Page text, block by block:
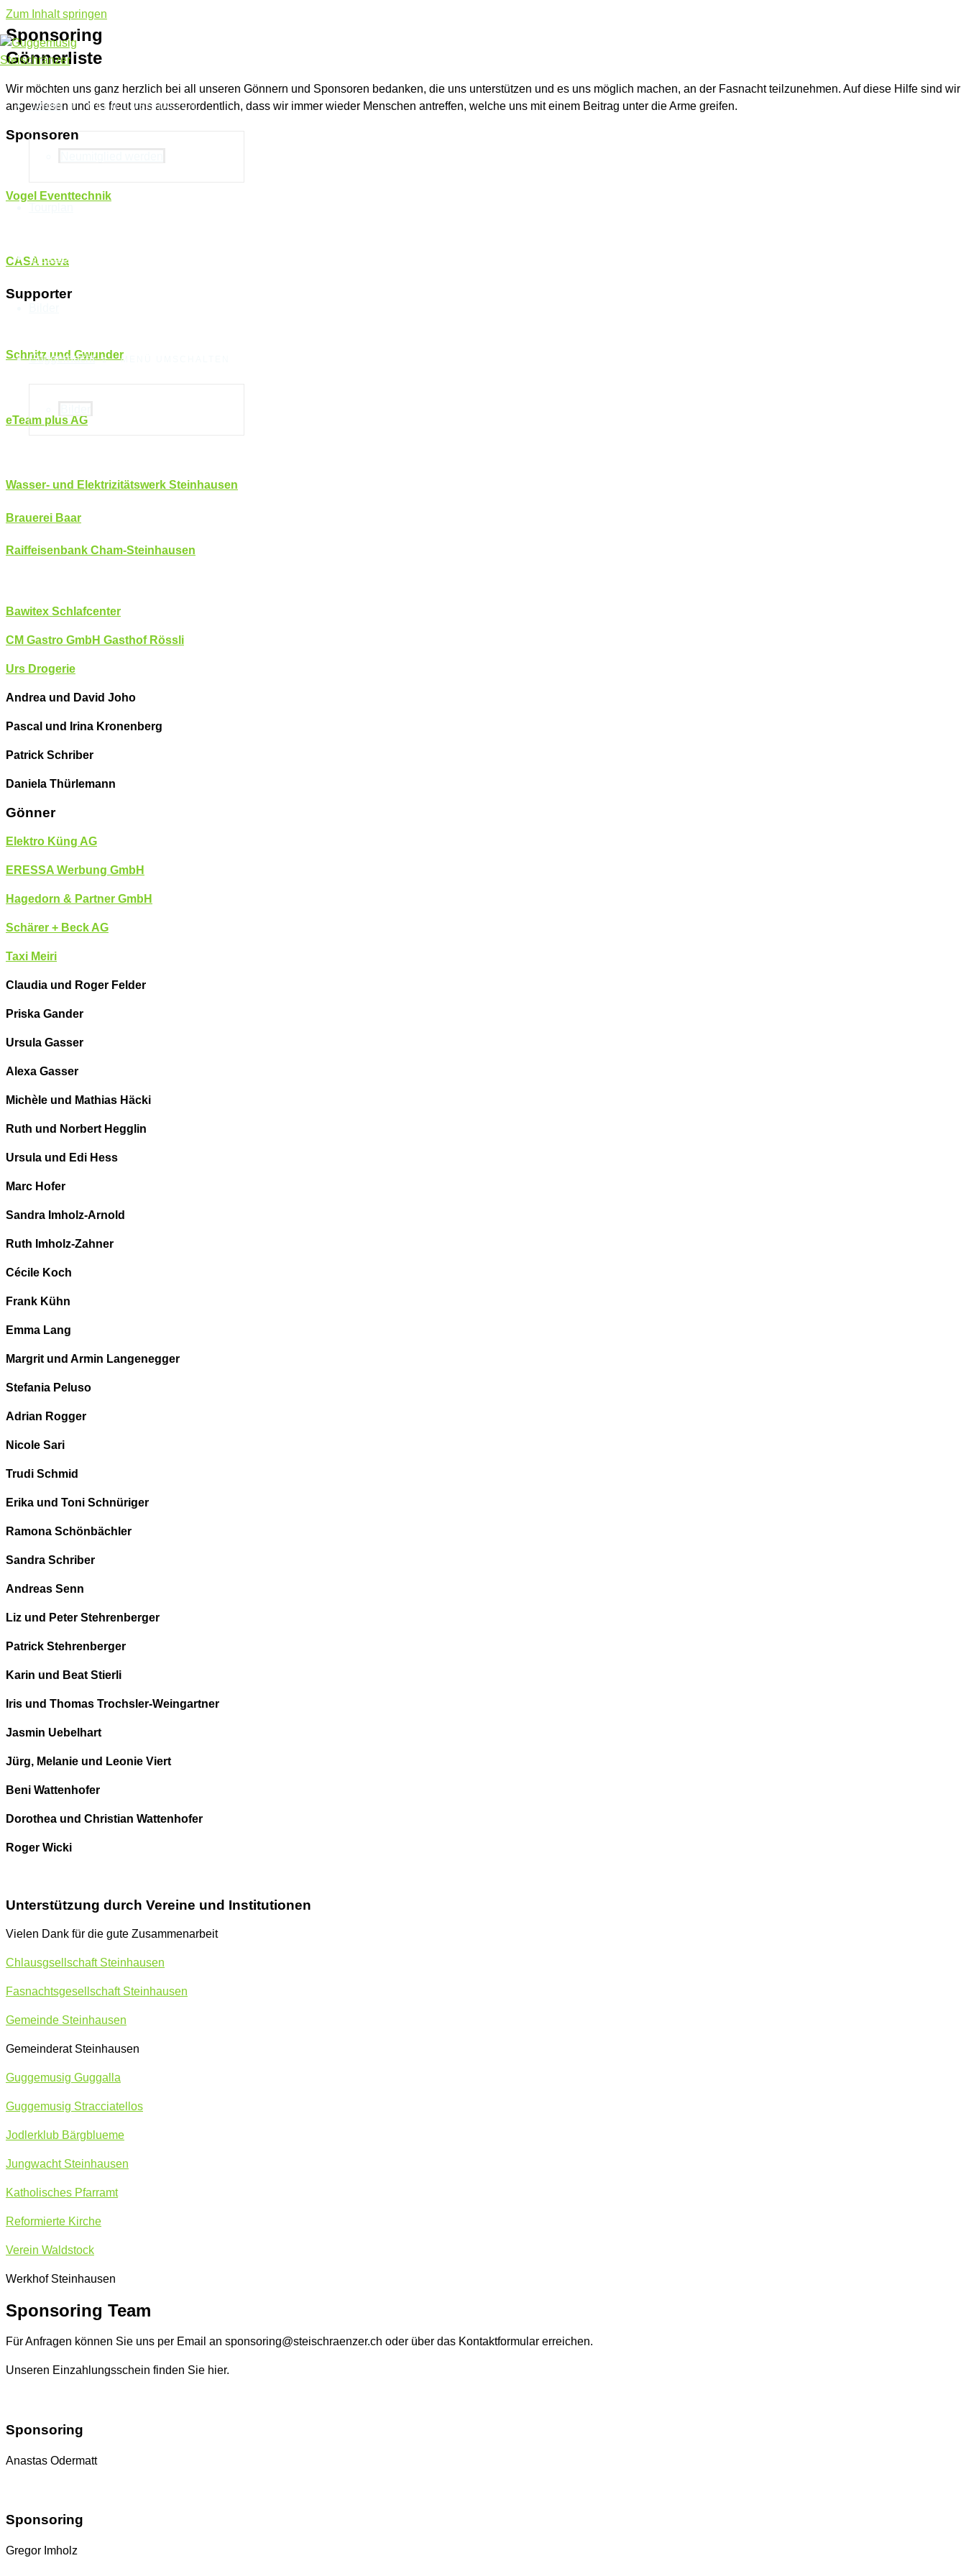
Zum Inhalt springen
Verein MENÜ UMSCHALTEN
Sponsoring
Guggernacht MENÜ UMSCHALTEN
Sponsoring
Gönnerliste
Wir möchten uns ganz herzlich bei all unseren Gönnern und Sponsoren bedanken, die uns unterstützen und es uns möglich machen, an der Fasnacht teilzunehmen. Auf diese Hilfe sind wir
angewiesen und es freut uns ausserordentlich, dass wir immer wieder Menschen antreffen, welche uns mit einem Beitrag unter die Arme greifen.
Sponsoren
Vogel Eventtechnik
CASA nova
Supporter
Schnitz und Gwunder
eTeam plus AG
Wasser- und Elektrizitätswerk Steinhausen
Brauerei Baar
Raiffeisenbank Cham-Steinhausen
Bawitex Schlafcenter
CM Gastro GmbH Gasthof Rössli
Urs Drogerie
Andrea und David Joho
Pascal und Irina Kronenberg
Patrick Schriber
Daniela Thürlemann
Gönner
Elektro Küng AG
ERESSA Werbung GmbH
Hagedorn & Partner GmbH
Schärer + Beck AG
Taxi Meiri
Claudia und Roger Felder
Priska Gander
Ursula Gasser
Alexa Gasser
Michèle und Mathias Häcki
Ruth und Norbert Hegglin
Ursula und Edi Hess
Marc Hofer
Sandra Imholz-Arnold
Ruth Imholz-Zahner
Cécile Koch
Frank Kühn
Emma Lang
Margrit und Armin Langenegger
Stefania Peluso
Adrian Rogger
Nicole Sari
Trudi Schmid
Erika und Toni Schnüriger
Ramona Schönbächler
Sandra Schriber
Andreas Senn
Liz und Peter Stehrenberger
Patrick Stehrenberger
Karin und Beat Stierli
Iris und Thomas Trochsler-Weingartner
Jasmin Uebelhart
Jürg, Melanie und Leonie Viert
Beni Wattenhofer
Dorothea und Christian Wattenhofer
Roger Wicki
Unterstützung durch Vereine und Institutionen
Vielen Dank für die gute Zusammenarbeit
Chlausgsellschaft Steinhausen
Fasnachtsgesellschaft Steinhausen
Gemeinde Steinhausen
Gemeinderat Steinhausen
Guggemusig Guggalla
Guggemusig Stracciatellos
Jodlerklub Bärgblueme
Jungwacht Steinhausen
Katholisches Pfarramt
Reformierte Kirche
Verein Waldstock
Werkhof Steinhausen
Sponsoring Team
Für Anfragen können Sie uns per Email an sponsoring@steischraenzer.ch oder über das Kontaktformular erreichen.
Unseren Einzahlungsschein finden Sie hier.
Sponsoring
Anastas Odermatt
Sponsoring
Gregor Imholz